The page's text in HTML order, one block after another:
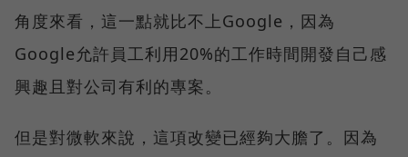
角度來看，這一點就比不上Google，因為
Google允許員工利用20%的工作時間開發自己感
興趣且對公司有利的專案。
但是對微軟來說，這項改變已經夠大膽了。因為